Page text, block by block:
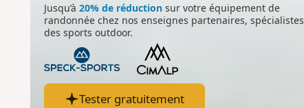
Jusqu’à 20% de réductionsur votre équipement de
randonnée chez nos enseignes partenaires, spécialistes
des sports outdoor.
Tester gratuitement